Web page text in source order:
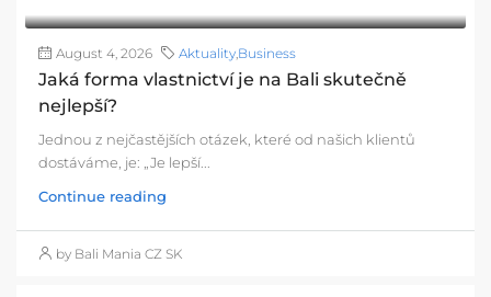
August 4, 2026 Aktuality Business
Jaká forma vlastnictví je na Bali skutečně
nejlepší?
Jednou z nejčastějších otázek, které od našich klientů
dostáváme, je: „Je lepší...
Continue reading
by Bali Mania CZ SK